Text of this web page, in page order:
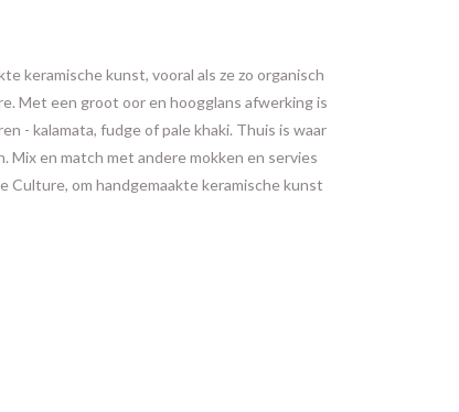
keramische kunst, vooral als ze zo organisch
Met een groot oor en hoogglans afwerking is
- kalamata, fudge of pale khaki. Thuis is waar
Mix en match met andere mokken en servies
om handgemaakte keramische kunst